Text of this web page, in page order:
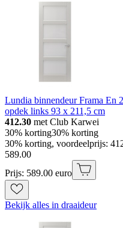
Lundia binnendeur Frama En
opdek links 93 x 211,5 cm
412.30 met Club Karwei
30% korting30% korting
30% korting, voordeelprijs:
589.00
Prijs: 589.00 euro
Bekijk alles in draaideur